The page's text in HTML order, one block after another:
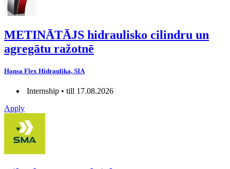
METINĀTĀJS hidraulisko cilindru un
agregātu ražotnē
Hansa Flex Hidraulika, SIA
Internship • till 17.08.2026
Apply